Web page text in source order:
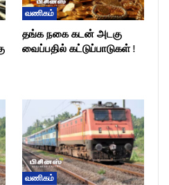
வணிகம்
தங்க நகை கடன் அடகு
வைப்பதில் கட்டுப்பாடுகள் !
வணிகம்